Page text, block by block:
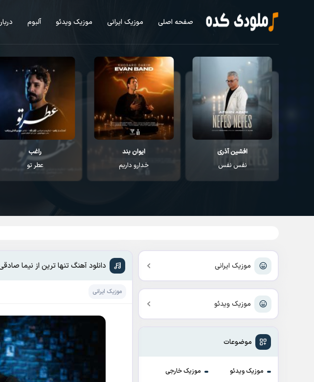
صفحه اصلی موزیک ایرانی موزیک ویدئو آلبوم
افشین آذری
نفس نفس
ایوان بند
خدارو داریم
راغب
عطر تو
موزیک ایرانی
موزیک ویدئو
موضوعات
موزیک ویدئو
موزیک خارجی
دانلود آهنگ تنها ترین از نیما
موزیک ایرانی